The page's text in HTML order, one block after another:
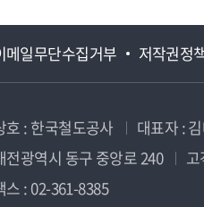
메일무단수집거부 저작권정
호 : 한국철도공사 대표자 :
전광역시 동구 중앙로 240
스 : 02-361-8385